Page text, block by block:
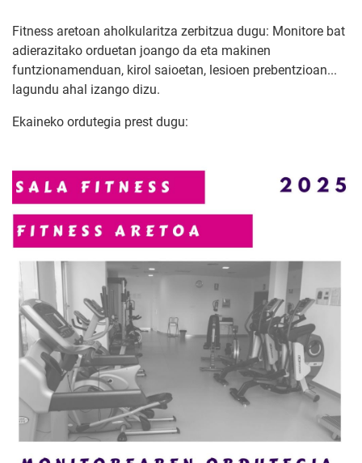
Fitness aretoan aholkularitza zerbitzua dugu: Monitore bat
adierazitako orduetan joango da eta makinen
funtzionamenduan, kirol saioetan, lesioen prebentzioan...
lagundu ahal izango dizu.
Ekaineko ordutegia prest dugu: